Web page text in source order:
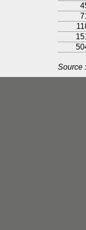
Source